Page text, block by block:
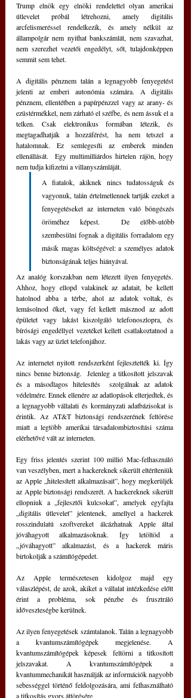
Trump elnök egy elnöki rendelettel olyan amerikai
útlevelet próbál létrehozni, amely digitális
arcfelismeréssel rendelkezik, és amely nélkül az
állampolgár nem nyithat bankszámlát, nem szavazhat,
nem szerezhet vezetői engedélyt, sőt, tulajdonképpen
semmit sem tehet.
A digitális pénznem talán a legnagyobb fenyegetést
jelenti az emberi autonómia számára. A digitális
pénznem, ellentétben a papírpénzzel vagy az arany- és
ezüstérmékkel, nem zárható el széfbe, és nem ássuk el a
telken. Csak elektronikus formában létezik, és
megtagadhatják a hozzáférést, ha nem tetszel a
hatalomnak. Ez semlegesíti az emberek minden
ellenállását.  Egy multimilliárdos hirtelen rájön, hogy
nem tudja kifizetni a villanyszámláját.
A fiatalok, akiknek nincs tudatosságuk és
vagyonuk, talán értelmetlennek tartják ezeket a
fenyegetéseket az interneten való böngészés
öröméhez képest.  De előbb-utóbb
szembesülni fognak a digitális forradalom egy
másik magas költségével: a személyes adatok
biztonságának teljes hiányával.
Az analóg korszakban nem létezett ilyen fenyegetés.
Ahhoz, hogy ellopd valakinek az adatait, be kellett
hatolnod abba a térbe, ahol az adatok voltak, és
lemásolnod őket, vagy fel kellett másznod az adott
épületet vagy lakást kiszolgáló telefonoszlopra, és
bírósági engedéllyel vezetéket kellett csatlakoztatnod a
lakás vagy az üzlet telefonjához.
Az internetet nyitott rendszerként fejlesztették ki. Így
nincs benne biztonság.  Jelenleg a titkosított jelszavak
és a másodlagos hitelesítés  szolgálnak az adatok
védelmére. Ennek ellenére az adatlopások elterjedtek, és
a legnagyobb vállalati és kormányzati adatbázisokat is
érintik. Az AT&T biztonsági rendszerének feltörése
miatt a legtöbb amerikai társadalombiztosítási száma
elérhetővé vált az interneten.
Egy friss jelentés szerint 100 millió Mac-felhasználó
van veszélyben, mert a hackereknek sikerült eltéríteniük
az Apple „hitelesített alkalmazásait”, hogy megkerüljék
az Apple biztonsági rendszerét. A hackereknek sikerült
ellopniuk a „fejlesztői kulcsokat”, amelyek egyfajta
„digitális útlevelet” jelentenek, amellyel a hackerek
rosszindulatú szoftvereket álcázhatnak Apple által
jóváhagyott alkalmazásoknak. Így letöltöd a
„jóváhagyott” alkalmazást, és a hackerek máris
birtokolják a számítógépedet.
Az Apple természetesen kidolgoz majd egy
válaszlépést, de azok, akiket a vállalat intézkedése előtt
érint a probléma, sok pénzbe és frusztráló
időveszteségbe kerülnek.
Az ilyen fenyegetések számtalanok. Talán a legnagyobb
a kvantumszámítógépek megjelenése. A
kvantumszámítógépek képesek feltörni a titkosított
jelszavakat. A kvantumszámítógépek a
kvantummechanikát használják az információk nagyobb
sebességgel történő feldolgozására, ami felhasználható
a titkosítás gyors áttörésére.